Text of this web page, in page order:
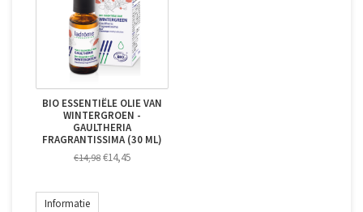
BIO ESSENTIËLE OLIE VAN
WINTERGROEN -
GAULTHERIA
FRAGRANTISSIMA (30 ML)
€14,98 €14,45
Informatie